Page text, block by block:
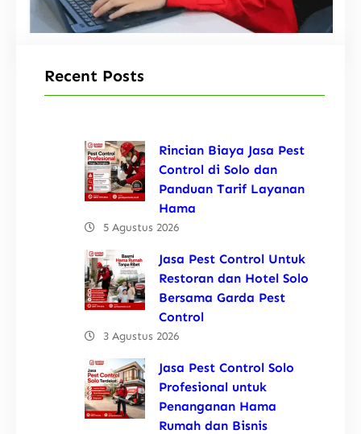
Recent Posts
Rincian Biaya Jasa Pest
Control di Solo dan
Panduan Tarif Layanan
Hama
5 Agustus 2026
Jasa Pest Control Untuk
Restoran dan Hotel Solo
Bersama Garda Pest
Control
3 Agustus 2026
Jasa Pest Control Solo
Profesional untuk
Penanganan Hama
Rumah dan Bisnis